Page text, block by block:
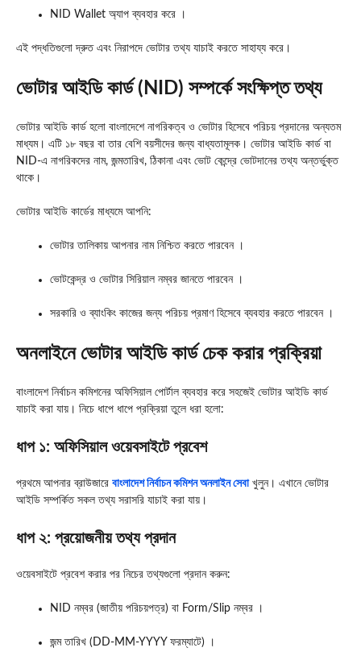
NID Wallet অ্যাপ ব্যবহার করে ।
এই পদ্ধতিগুলো দ্রুত এবং নিরাপদে ভোটার তথ্য যাচাই করতে সাহায্য করে।
ভোটার আইডি কার্ড (NID) সম্পর্কে সংক্ষিপ্ত তথ্য
ভোটার আইডি কার্ড হলো বাংলাদেশে নাগরিকত্ব ও ভোটার হিসেবে পরিচয় প্রদানের অন্যতম
মাধ্যম। এটি ১৮ বছর বা তার বেশি বয়সীদের জন্য বাধ্যতামূলক। ভোটার আইডি কার্ড বা
NID-এ নাগরিকদের নাম, জন্মতারিখ, ঠিকানা এবং ভোট কেন্দ্রে ভোটদানের তথ্য অন্তর্ভুক্ত
থাকে।
ভোটার আইডি কার্ডের মাধ্যমে আপনি:
ভোটার তালিকায় আপনার নাম নিশ্চিত করতে পারবেন ।
ভোটকেন্দ্র ও ভোটার সিরিয়াল নম্বর জানতে পারবেন ।
সরকারি ও ব্যাংকিং কাজের জন্য পরিচয় প্রমাণ হিসেবে ব্যবহার করতে পারবেন ।
অনলাইনে ভোটার আইডি কার্ড চেক করার প্রক্রিয়া
বাংলাদেশ নির্বাচন কমিশনের অফিসিয়াল পোর্টাল ব্যবহার করে সহজেই ভোটার আইডি কার্ড
যাচাই করা যায়। নিচে ধাপে ধাপে প্রক্রিয়া তুলে ধরা হলো:
ধাপ ১: অফিসিয়াল ওয়েবসাইটে প্রবেশ
প্রথমে আপনার ব্রাউজারে বাংলাদেশ নির্বাচন কমিশন অনলাইন সেবাখুলুন। এখানে ভোটার
আইডি সম্পর্কিত সকল তথ্য সরাসরি যাচাই করা যায়।
ধাপ ২: প্রয়োজনীয় তথ্য প্রদান
ওয়েবসাইটে প্রবেশ করার পর নিচের তথ্যগুলো প্রদান করুন:
NID নম্বর (জাতীয় পরিচয়পত্র) বা Form/Slip নম্বর ।
জন্ম তারিখ (DD-MM-YYYY ফরম্যাটে) ।